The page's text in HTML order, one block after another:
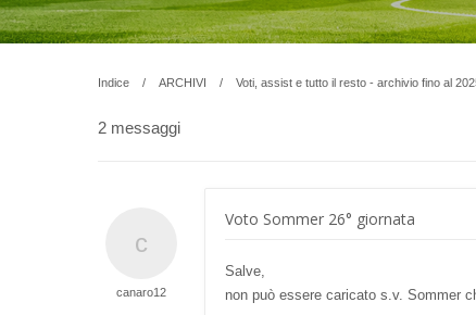
Indice ARCHIVI Voti, assist e tutto il resto - archivio fino al
2 messaggi
canaro12
Voto Sommer 26° giornata
Salve,
non può essere caricato s.v. Sommer